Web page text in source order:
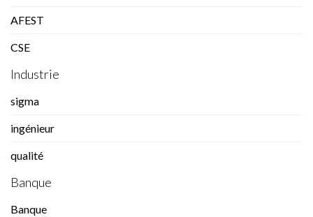
AFEST
CSE
Industrie
sigma
ingénieur
qualité
Banque
Banque